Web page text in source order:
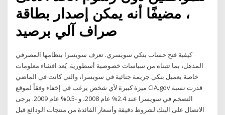
، مضيفًا أنه يمكن إصدار بطاقة
صراف آلي برصيد
كيفية فتح حساب بنكي سويسري. تعرف سويسرا بنظامها المصرفي
المذهل، بما تتبناه من سياسات خصوصية أسطورية. يُعد افشاء معلومات
خاصة بعميل بنكي جريمة جنائية في سويسرا، والتي كانت في الماضي
ميزة كبيرة لأي شخص يرغب في إخفاء وفقاً لموقع CIA.gov قدرت نسبة
التضخم في سويسرا عند 2.4% عام 2008، و -0.5% عام 2009. يرجى
الاتصال على البنك لشروط دقيقة وأسعار الفائدة من منتجات الودائع قبل